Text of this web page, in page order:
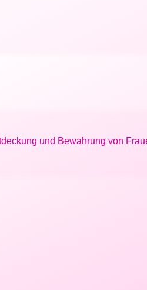
und Bewahrung von